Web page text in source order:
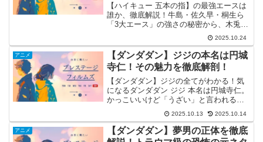
【ハイキュー 五本の指】の最強エースは
誰か、徹底解説！牛島・佐久早・桐生ら
「3大エース」の強さの秘密から、木兎・
尾白の実力までを詳細分析。さらに星海
光来を含めたランキング考察や、彼らが
なぜトッププレイヤーの「モデル」なの
かを深掘りします。最強スパイカー【ハ
イキュー 五本の指】の魅力が全てわかる
決定版です。
2025.10.24
アニメ
【ダンダダン】ジジの本名は円城
寺仁！その魅力を徹底解剖！
【ダンダダン】ジジの全てがわかる！気
になるダンダダン ジジ 本名は円城寺仁。
かっこいいけど「うざい」と言われる理
由、物語の核心である邪視とのネタバレ
関係、豪華声優、モモとの切ない恋模様
まで徹底解説。ダンダダン ジジ 本名の由
来や彼の魅力の全てをこの記事で解き明
2025.10.13 2025.10.14
アニメ
【ダンダダン】夢男の正体を徹底